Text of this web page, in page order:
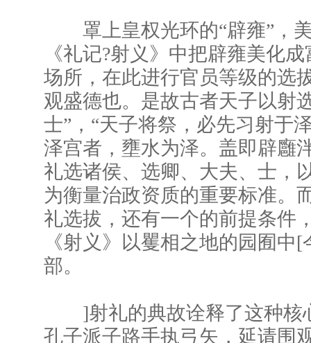
罩上皇权光环的“辟雍”，
《礼记?射义》中把辟雍美化
场所，在此进行官员等级的选
观盛德也。是故古者天子以射
士”，“天子将祭，必先习射于
泽宫者，壅水为泽。盖即辟廱
礼选诸侯、选卿、大夫、士，
为衡量治政资质的重要标准。
礼选拔，还有一个的前提条件
《射义》以矍相之地的园囿中
部。
]射礼的典故诠释了这种核
孔子派子路手执弓矢，延请围